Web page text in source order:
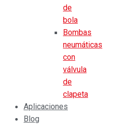
de
bola
Bombas
neumáticas
con
válvula
de
clapeta
Aplicaciones
Blog